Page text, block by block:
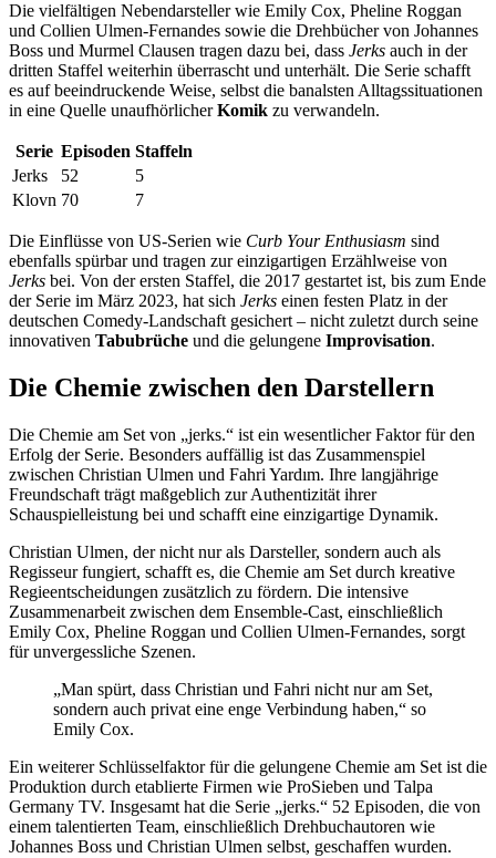
Die vielfältigen Nebendarsteller wie Emily Cox, Pheline Roggan
und Collien Ulmen-Fernandes sowie die Drehbücher von Johannes
Boss und Murmel Clausen tragen dazu bei, dass Jerks auch in der
dritten Staffel weiterhin überrascht und unterhält. Die Serie schafft
es auf beeindruckende Weise, selbst die banalsten Alltagssituationen
in eine Quelle unaufhörlicherKomik zu verwandeln.
Serie Episoden Staffeln
Jerks
52
5
Klovn 70 7
Die Einflüsse von US-Serien wie Curb Your Enthusiasm sind
ebenfalls spürbar und tragen zur einzigartigen Erzählweise von
Jerks bei. Von der ersten Staffel, die 2017 gestartet ist, bis zum Ende
der Serie im März 2023, hat sich Jerks einen festen Platz in der
deutschen Comedy-Landschaft gesichert – nicht zuletzt durch seine
innovativen Tabubrüche und die gelungene Improvisation.
Die Chemie zwischen den Darstellern
Die Chemie am Set von „jerks.“ ist ein wesentlicher Faktor für den
Erfolg der Serie. Besonders auffällig ist das Zusammenspiel
zwischen Christian Ulmen und Fahri Yardım. Ihre langjährige
Freundschaft trägt maßgeblich zur Authentizität ihrer
Schauspielleistung bei und schafft eine einzigartige Dynamik.
Christian Ulmen, der nicht nur als Darsteller, sondern auch als
Regisseur fungiert, schafft es, die Chemie am Set durch kreative
Regieentscheidungen zusätzlich zu fördern. Die intensive
Zusammenarbeit zwischen dem Ensemble-Cast, einschließlich
Emily Cox, Pheline Roggan und Collien Ulmen-Fernandes, sorgt
für unvergessliche Szenen.
„Man spürt, dass Christian und Fahri nicht nur am Set,
sondern auch privat eine enge Verbindung haben,“ so
Emily Cox.
Ein weiterer Schlüsselfaktor für die gelungene Chemie am Set ist die
Produktion durch etablierte Firmen wie ProSieben und Talpa
Germany TV. Insgesamt hat die Serie „jerks.“ 52 Episoden, die von
einem talentierten Team, einschließlich Drehbuchautoren wie
Johannes Boss und Christian Ulmen selbst, geschaffen wurden.